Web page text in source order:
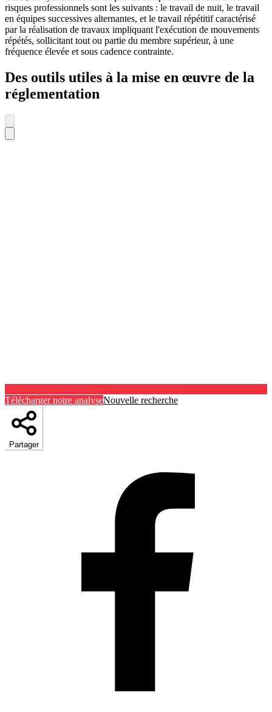
risques professionnels sont les suivants : le travail de nuit, le travail
en équipes successives alternantes, et le travail répétitif caractérisé
par la réalisation de travaux impliquant l'exécution de mouvements
répétés, sollicitant tout ou partie du membre supérieur, à une
fréquence élevée et sous cadence contrainte.
Des outils utiles à la mise en œuvre de la
réglementation
Télécharger notre analyseNouvelle recherche
Partager